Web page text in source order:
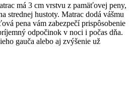
má 3 cm vrstvu z pamäťovej peny,
strednej hustoty. Matrac dodá vášmu
pena vám zabezpečí prispôsobenie
odpočinok v noci i počas dňa.
gauča alebo aj zvýšenie už